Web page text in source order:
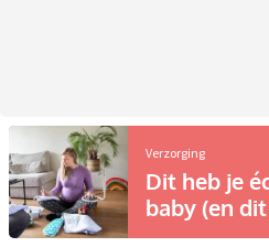
Verzorging
Dit heb je
baby (en